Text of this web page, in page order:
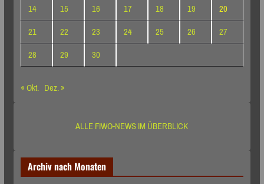
14
15 16 17 18 19
20
21
22 23 24 25 26
27
28
29
30
« Okt. Dez. »
ALLE FIWO-NEWS IM ÜBERBLICK
Archiv nach Monaten